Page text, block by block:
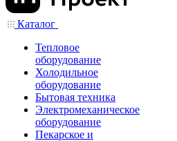
Каталог
Тепловое
оборудование
Холодильное
оборудование
Бытовая техника
Электромеханическое
оборудование
Пекарское и